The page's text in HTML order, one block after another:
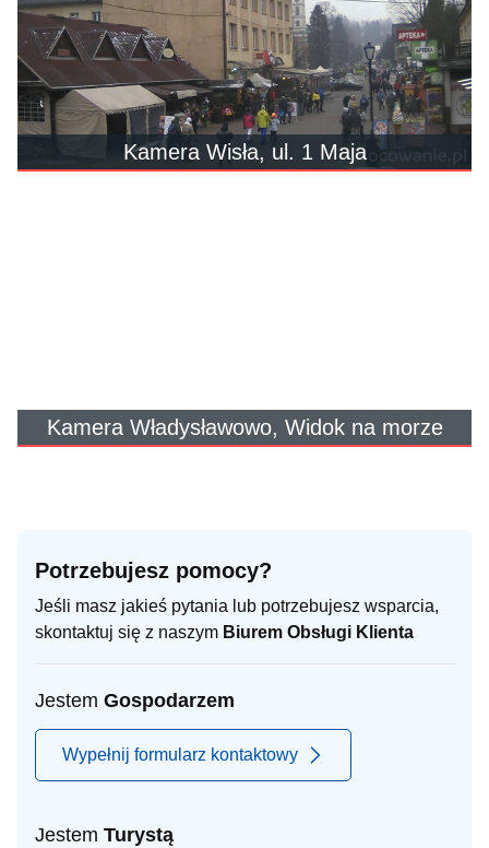
Kamera Wisła, ul. 1 Maja
Kamera Władysławowo, Widok na morze
Potrzebujesz pomocy?
Jeśli masz jakieś pytania lub potrzebujesz wsparcia,
skontaktuj się z naszym Biurem Obsługi Klienta
Jestem Gospodarzem
Wypełnij formularz kontaktowy
Jestem Turystą